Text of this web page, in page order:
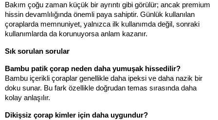
Bakım çoğu zaman küçük bir ayrıntı gibi görülür; ancak premium
hissin devamlılığında önemli paya sahiptir. Günlük kullanılan
çoraplarda memnuniyet, yalnızca ilk kullanımda değil, sonraki
kullanımlarda da korunuyorsa anlam kazanır.
Sık sorulan sorular
Bambu patik çorap neden daha yumuşak hissedilir?
Bambu içerikli çoraplar genellikle daha ipeksi ve daha nazik bir
doku sunar. Bu fark özellikle doğrudan temas sırasında daha
kolay anlaşılır.
Dikişsiz çorap kimler için daha uygundur?